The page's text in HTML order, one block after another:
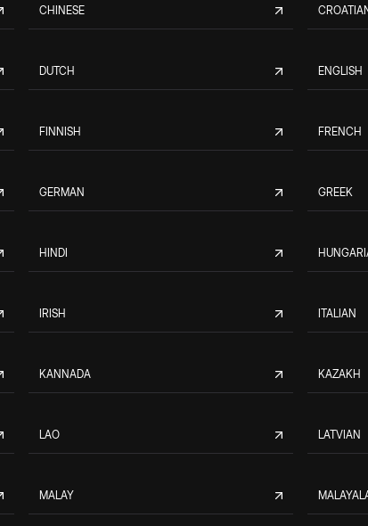
CHINESE
DUTCH ENGLISH
FINNISH FRENCH
GERMAN GREEK
HINDI
IRISH ITALIAN
KANNADA KAZAKH
LAO LATVIAN
MALAY